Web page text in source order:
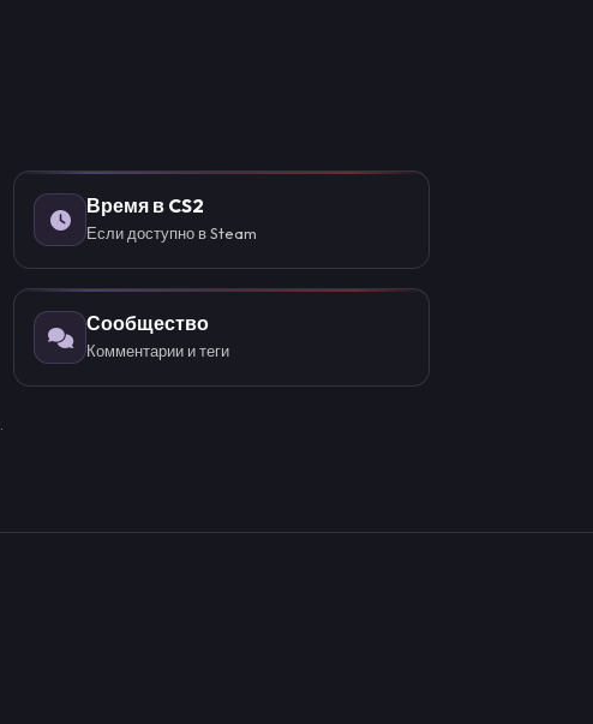
Время в CS2
Если доступно в Steam
Сообщество
Комментарии и теги